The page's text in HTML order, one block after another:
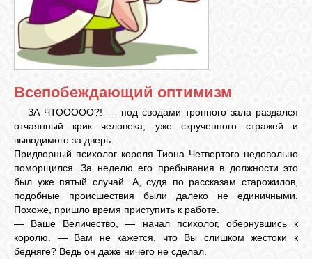
ЛУНА
КАРТА
ФОРУМ
Всепобеждающий оптимизм
— ЗА ЧТООООО?! — под сводами тронного зала раздался
отчаянный крик человека, уже скрученного стражей и
выводимого за дверь.
Придворный психолог короля Тиона Четвертого недовольно
поморщился. За неделю его пребывания в должности это
был уже пятый случай. А, судя по рассказам старожилов,
подобные происшествия были далеко не единичными.
Похоже, пришло время приступить к работе.
— Ваше Величество, — начал психолог, обернувшись к
королю. — Вам не кажется, что Вы слишком жестоки к
бедняге? Ведь он даже ничего не сделал.